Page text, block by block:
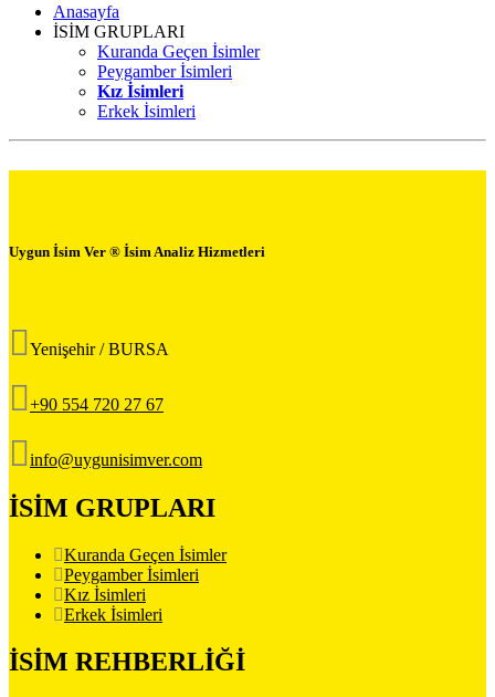
Anasayfa
İSİM GRUPLARI
Kuranda Geçen İsimler
Peygamber İsimleri
Kız İsimleri
Erkek İsimleri
Uygun İsim Ver ® İsim Analiz Hizmetleri
Yenişehir / BURSA
+90 554 720 27 67
info@uygunisimver.com
İSİM GRUPLARI
Kuranda Geçen İsimler
Peygamber İsimleri
Kız İsimleri
Erkek İsimleri
İSİM REHBERLİĞİ